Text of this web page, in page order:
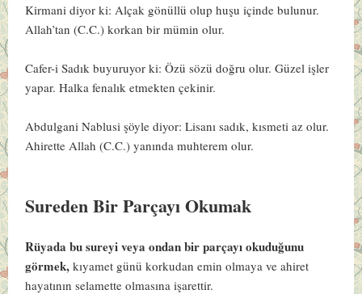
Kirmani diyor ki: Alçak gönüllü olup huşu içinde bulunur.
Allah’tan (C.C.) korkan bir mümin olur.
Cafer-i Sadık buyuruyor ki: Özü sözü doğru olur. Güzel işler
yapar. Halka fenalık etmekten çekinir.
Abdulgani Nablusi şöyle diyor: Lisanı sadık, kısmeti az olur.
Ahirette Allah (C.C.) yanında muhterem olur.
Sureden Bir Parçayı Okumak
Rüyada bu sureyi veya ondan bir parçayı okuduğunu
görmek, kıyamet günü korkudan emin olmaya ve ahiret
hayatının selamette olmasına işarettir.